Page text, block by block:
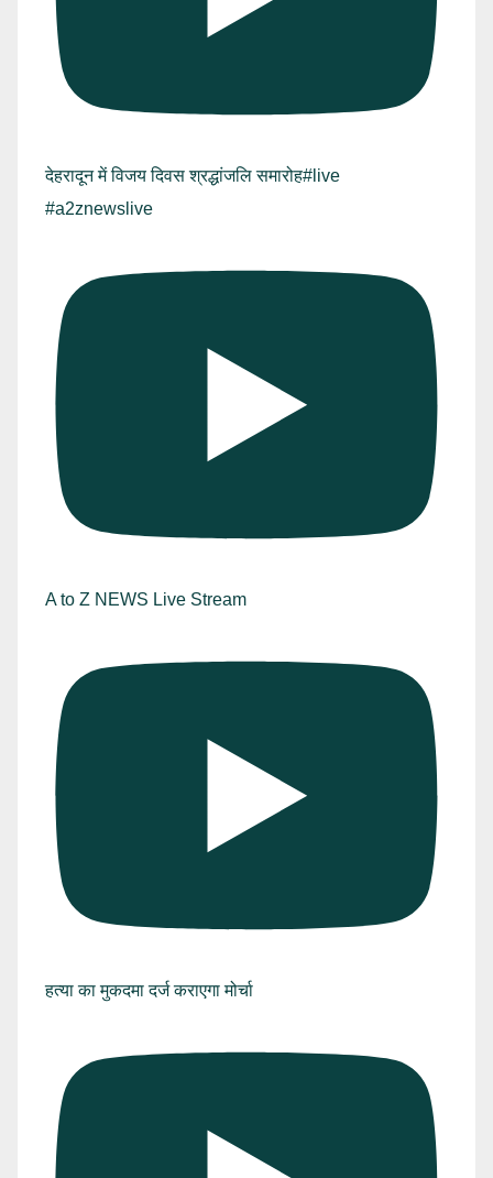
देहरादून में विजय दिवस श्रद्धांजलि समारोह#live
#a2znewslive
A to Z NEWS Live Stream
हत्या का मुकदमा दर्ज कराएगा मोर्चा